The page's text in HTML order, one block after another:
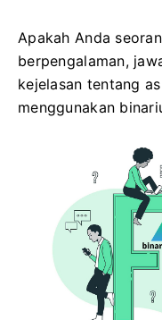
Apakah Anda
berpengalaman,
kejelasan tentang
menggunakan